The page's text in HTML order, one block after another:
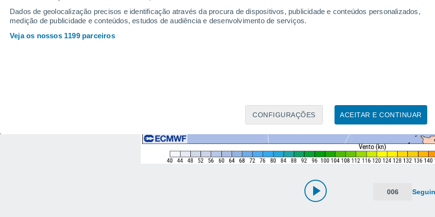
Dados de geolocalização precisos e identificação através da procura de dispositivos, publicidade e conteúdos personalizados,
medição de publicidade e conteúdos, estudos de audiência e desenvolvimento de serviços.
Veja os nossos 1199 parceiros
ACEITAR E CONTINUAR
CONFIGURAÇÕES
006